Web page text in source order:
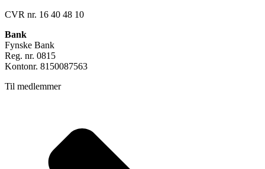
CVR nr. 16 40 48 10
Bank
Fynske Bank
Reg. nr. 0815
Kontonr. 8150087563
Til medlemmer